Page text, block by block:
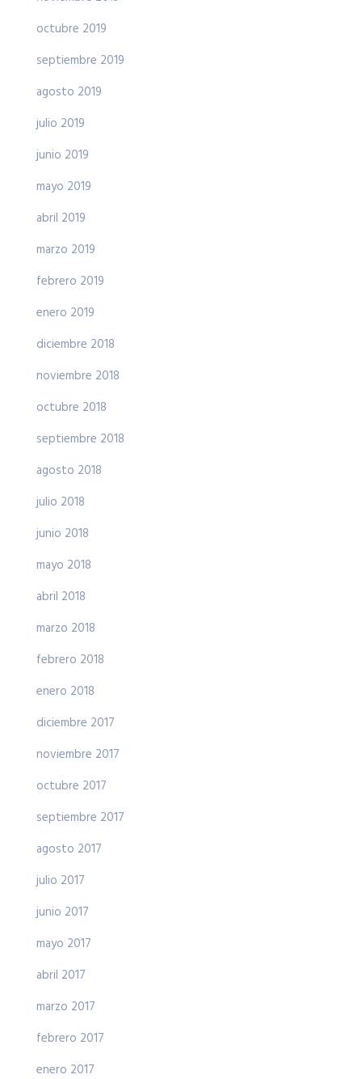
octubre 2019
septiembre 2019
agosto 2019
julio 2019
junio 2019
mayo 2019
abril 2019
marzo 2019
febrero 2019
enero 2019
diciembre 2018
noviembre 2018
octubre 2018
septiembre 2018
agosto 2018
julio 2018
junio 2018
mayo 2018
abril 2018
marzo 2018
febrero 2018
enero 2018
diciembre 2017
noviembre 2017
octubre 2017
septiembre 2017
agosto 2017
julio 2017
junio 2017
mayo 2017
abril 2017
marzo 2017
febrero 2017
enero 2017